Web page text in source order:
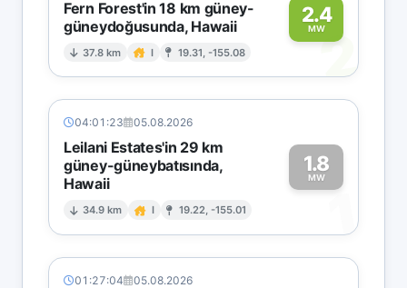
Fern Forest'in 18 km güney-
güneydoğusunda, Hawaii
37.8 km I 19.31, -155.08
2.4
MW2
04:01:23 05.08.2026
Leilani Estates'in 29 km
güney-güneybatısında,
Hawaii
34.9 km I 19.22, -155.01
1.8
MW
1
01:27:04 05.08.2026